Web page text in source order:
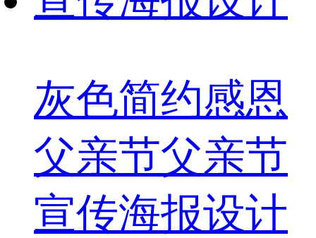
灰色简约感恩
父亲节父亲节
宣传海报设计